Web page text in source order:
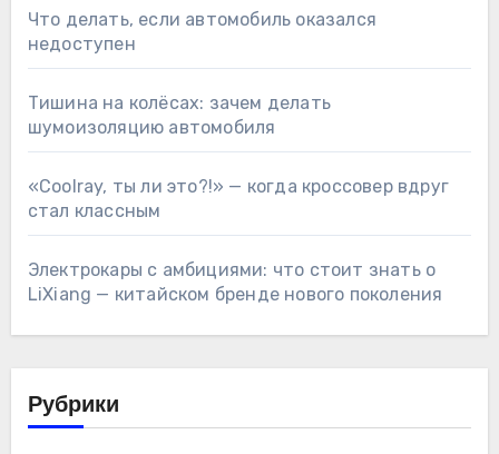
Что делать, если автомобиль оказался
недоступен
Тишина на колёсах: зачем делать
шумоизоляцию автомобиля
«Coolray, ты ли это?!» — когда кроссовер вдруг
стал классным
Электрокары с амбициями: что стоит знать о
LiXiang — китайском бренде нового поколения
Рубрики